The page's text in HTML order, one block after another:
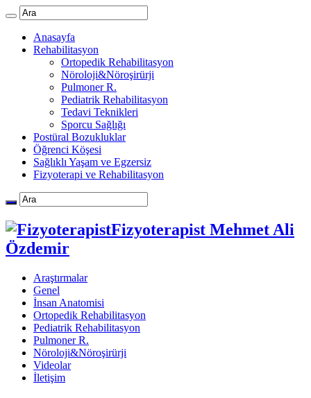
Anasayfa
Rehabilitasyon
Ortopedik Rehabilitasyon
Nöroloji&Nöroşirürji
Pulmoner R.
Pediatrik Rehabilitasyon
Tedavi Teknikleri
Sporcu Sağlığı
Postüral Bozukluklar
Öğrenci Köşesi
Sağlıklı Yaşam ve Egzersiz
Fizyoterapi ve Rehabilitasyon
Fizyoterapist Mehmet Ali
Özdemir
Araştırmalar
Genel
İnsan Anatomisi
Ortopedik Rehabilitasyon
Pediatrik Rehabilitasyon
Pulmoner R.
Nöroloji&Nöroşirürji
Videolar
İletişim